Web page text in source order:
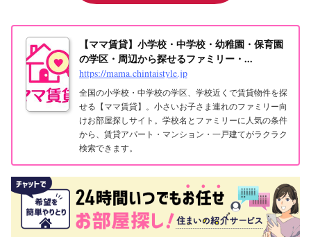
【ママ賃貸】小学校・中学校・幼稚園・保育園
の学区・周辺から探せるファミリー・...
https://mama.chintaistyle.jp
全国の小学校・中学校の学区、学校近くで賃貸物件を探
せる【ママ賃貸】。小さいお子さま連れのファミリー向
けお部屋探しサイト。学校名とファミリーに人気の条件
から、賃貸アパート・マンション・一戸建てがラクラク
検索できます。